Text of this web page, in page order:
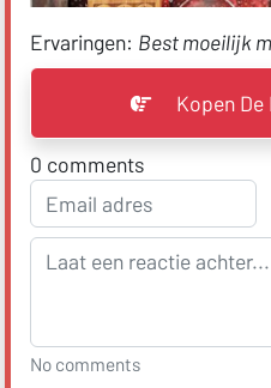
Ervaringen: Best moeilijk
Kopen De
0 comments
No comments